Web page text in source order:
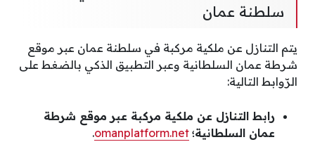
سلطنة عمان
يتم التنازل عن ملكية مركبة في سلطنة عمان عبر موقع
شرطة عمان السلطانية وعبر التطبيق الذكي بالضغط على
الرّوابط التالية:
رابط التنازل عن ملكية مركبة عبر موقع شرطة
عمان السلطانية؛ omanplatform.net
.